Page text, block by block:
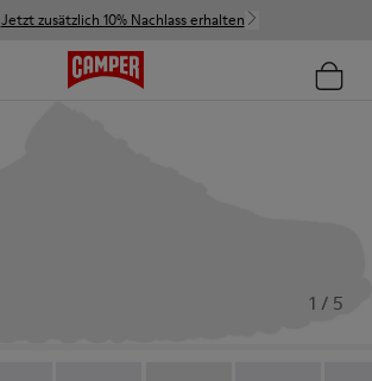
Jetzt zusätzlich 10% Nachlass erhalten
1 / 5